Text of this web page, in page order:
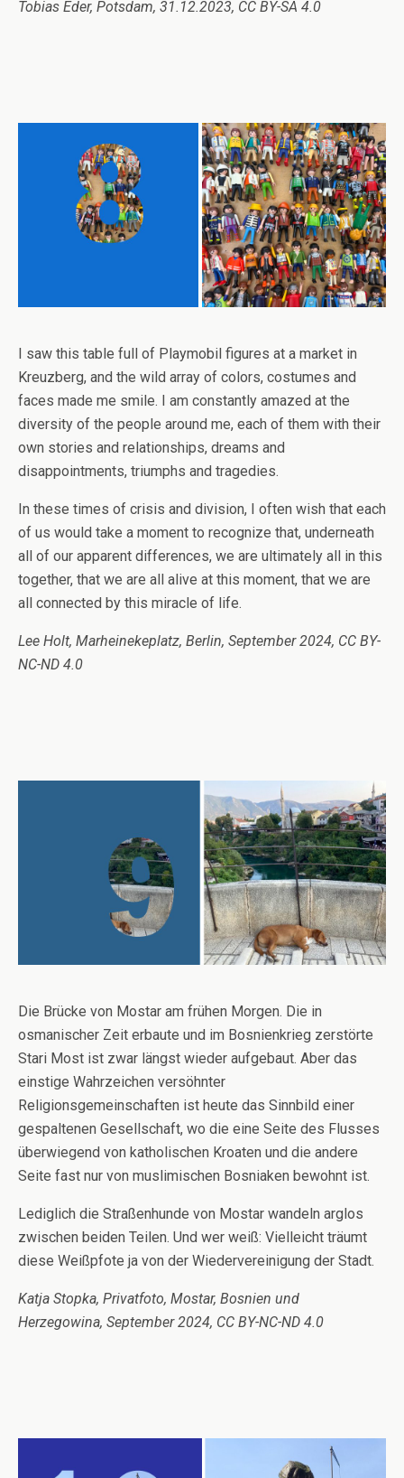
Tobias Eder, Potsdam, 31.12.2023, CC BY-SA 4.0
I saw this table full of Playmobil figures at a market in
Kreuzberg, and the wild array of colors, costumes and
faces made me smile. I am constantly amazed at the
diversity of the people around me, each of them with their
own stories and relationships, dreams and
disappointments, triumphs and tragedies.
In these times of crisis and division, I often wish that each
of us would take a moment to recognize that, underneath
all of our apparent differences, we are ultimately all in this
together, that we are all alive at this moment, that we are
all connected by this miracle of life.
Lee Holt, Marheinekeplatz, Berlin, September 2024, CC BY-
NC-ND 4.0
Die Brücke von Mostar am frühen Morgen. Die in
osmanischer Zeit erbaute und im Bosnienkrieg zerstörte
Stari Most ist zwar längst wieder aufgebaut. Aber das
einstige Wahrzeichen versöhnter
Religionsgemeinschaften ist heute das Sinnbild einer
gespaltenen Gesellschaft, wo die eine Seite des Flusses
überwiegend von katholischen Kroaten und die andere
Seite fast nur von muslimischen Bosniaken bewohnt ist.
Lediglich die Straßenhunde von Mostar wandeln arglos
zwischen beiden Teilen. Und wer weiß: Vielleicht träumt
diese Weißpfote ja von der Wiedervereinigung der Stadt.
Katja Stopka, Privatfoto, Mostar, Bosnien und
Herzegowina, September 2024, CC BY-NC-ND 4.0